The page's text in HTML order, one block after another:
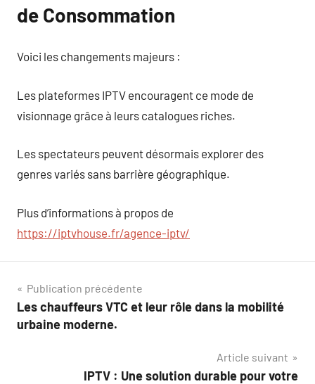
de Consommation
Voici les changements majeurs :
Les plateformes IPTV encouragent ce mode de
visionnage grâce à leurs catalogues riches.
Les spectateurs peuvent désormais explorer des
genres variés sans barrière géographique.
Plus d’informations à propos de
https://iptvhouse.fr/agence-iptv/
Navigation
de
Publication précédente
Les chauffeurs VTC et leur rôle dans la mobilité
urbaine moderne.
Article suivant
IPTV : Une solution durable pour votre